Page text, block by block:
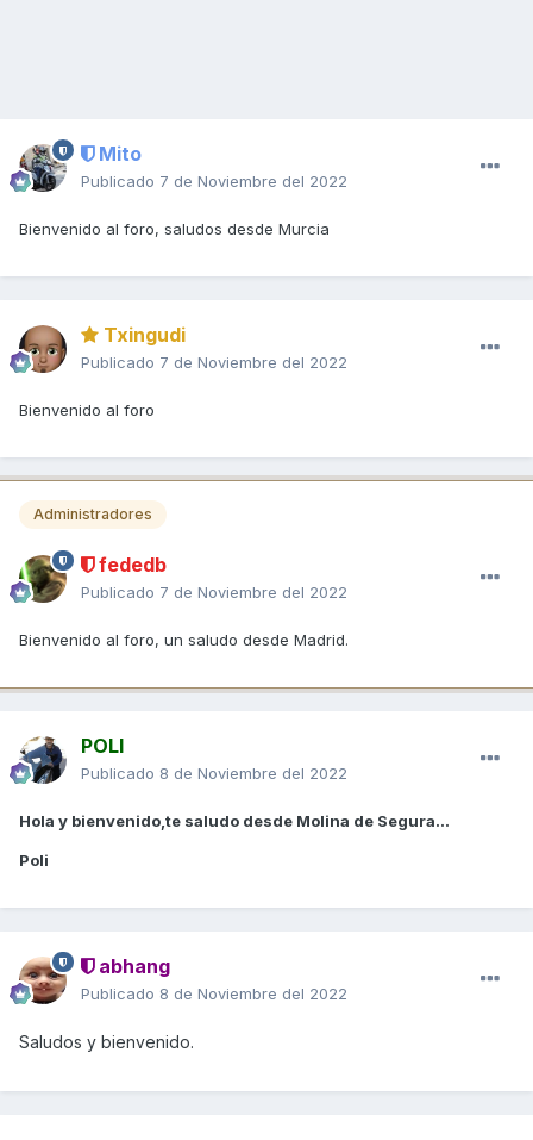
Mito
Publicado 7 de Noviembre del 2022
Bienvenido al foro, saludos desde Murcia
Txingudi
Publicado 7 de Noviembre del 2022
Bienvenido al foro
Administradores
fededb
Publicado 7 de Noviembre del 2022
Bienvenido al foro, un saludo desde Madrid.
POLI
Publicado 8 de Noviembre del 2022
Hola y bienvenido,te saludo desde Molina de Segura...
Poli
abhang
Publicado 8 de Noviembre del 2022
Saludos y bienvenido.